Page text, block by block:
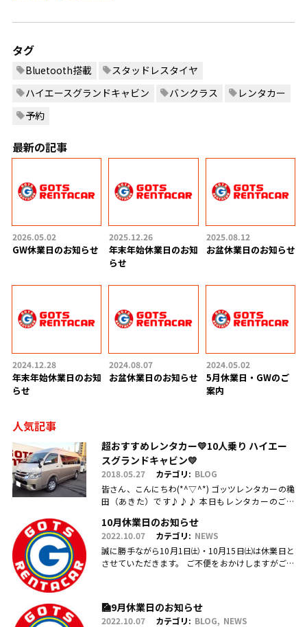
タグ
Bluetooth搭載
スタッドレスタイヤ
ハイエースグランドキャビン
バンクラス
レンタカー
予約
最新の記事
2026.05.02
GW休業日のお知らせ
2025.12.26
年末年始休業日のお知
らせ
2025.08.12
お盆休業日のお知らせ
2024.12.28
年末年始休業日のお知
らせ
2024.08.07
お盆休業日のお知らせ
2024.05.02
5月休業日・GWのご
案内
人気記事
超おすすめレンタカー💛10人乗り ハイエー
スグランドキャビン💛
2018.05.27 カテゴリ: BLOG
皆さん、こんにちわ(*^▽^*) ゴッツレンタカーの穐
田（あきた）です♪♪♪ 本日もレンタカーのご利
りがとうございます(.....
10月休業日のお知らせ
2022.10.07 カテゴリ: NEWS
誠に勝手ながら10月1日㈯・10月15日㈯は休業日と
させていただきます。 ご不便をおかけしますがご理
🎑9月休業日のお知らせ
2022.10.07 カテゴリ: BLOG
NEWS